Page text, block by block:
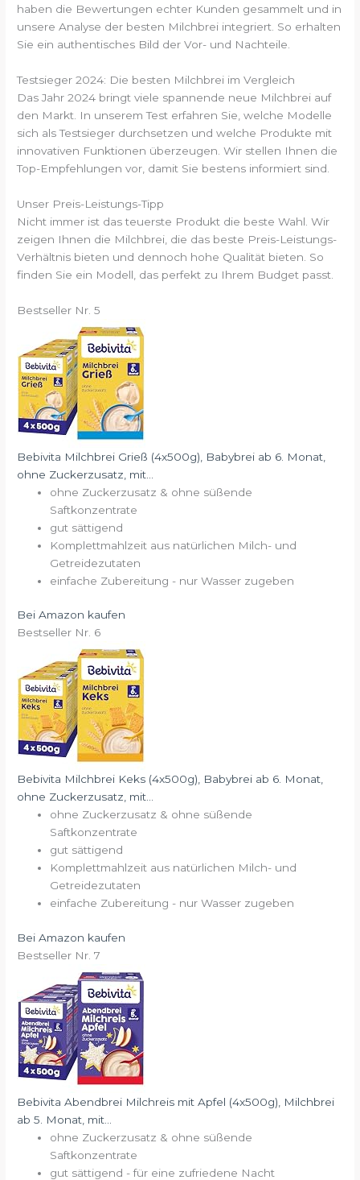
haben die Bewertungen echter Kunden gesammelt und in
unsere Analyse der besten Milchbrei integriert. So erhalten
Sie ein authentisches Bild der Vor- und Nachteile.
Testsieger 2024: Die besten Milchbrei im Vergleich
Das Jahr 2024 bringt viele spannende neue Milchbrei auf
den Markt. In unserem Test erfahren Sie, welche Modelle
sich als Testsieger durchsetzen und welche Produkte mit
innovativen Funktionen überzeugen. Wir stellen Ihnen die
Top-Empfehlungen vor, damit Sie bestens informiert sind.
Unser Preis-Leistungs-Tipp
Nicht immer ist das teuerste Produkt die beste Wahl. Wir
zeigen Ihnen die Milchbrei, die das beste Preis-Leistungs-
Verhältnis bieten und dennoch hohe Qualität bieten. So
finden Sie ein Modell, das perfekt zu Ihrem Budget passt.
Bestseller Nr. 5
Bebivita Milchbrei Grieß (4x500g), Babybrei ab 6. Monat,
ohne Zuckerzusatz, mit...
ohne Zuckerzusatz & ohne süßende
Saftkonzentrate
gut sättigend
Komplettmahlzeit aus natürlichen Milch- und
Getreidezutaten
einfache Zubereitung - nur Wasser zugeben
Bei Amazon kaufen
Bestseller Nr. 6
Bebivita Milchbrei Keks (4x500g), Babybrei ab 6. Monat,
ohne Zuckerzusatz, mit...
ohne Zuckerzusatz & ohne süßende
Saftkonzentrate
gut sättigend
Komplettmahlzeit aus natürlichen Milch- und
Getreidezutaten
einfache Zubereitung - nur Wasser zugeben
Bei Amazon kaufen
Bestseller Nr. 7
Bebivita Abendbrei Milchreis mit Apfel (4x500g), Milchbrei
ab 5. Monat, mit...
ohne Zuckerzusatz & ohne süßende
Saftkonzentrate
gut sättigend - für eine zufriedene Nacht